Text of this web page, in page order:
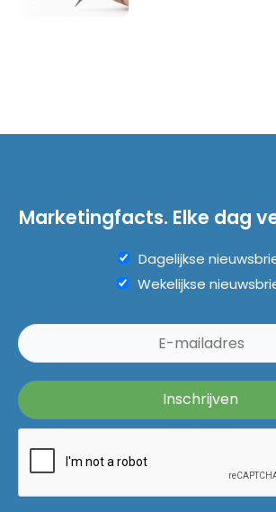
Marketingfacts. Elke dag
Dagelijkse
Wekelijkse